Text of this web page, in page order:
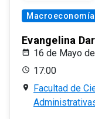
Macroeconomía
Evangelina
16 de Mayo
17:00
Facultad de